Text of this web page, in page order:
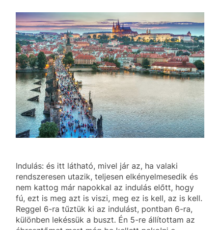
Indulás: és itt látható, mivel jár az, ha valaki
rendszeresen utazik, teljesen elkényelmesedik és
nem kattog már napokkal az indulás előtt, hogy
fú, ezt is meg azt is viszi, meg ez is kell, az is kell.
Reggel 6-ra tűztük ki az indulást, pontban 6-ra,
különben lekéssük a buszt. Én 5-re állítottam az